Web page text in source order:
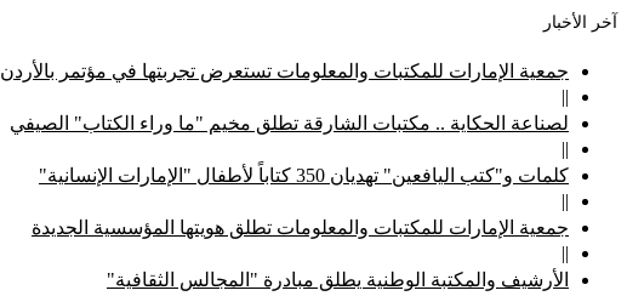
آخر الأخبار
جمعية الإمارات للمكتبات والمعلومات تستعرض تجربتها في مؤتمر بالأردن
||
لصناعة الحكاية .. مكتبات الشارقة تطلق مخيم "ما وراء الكتاب" الصيفي
||
كلمات و"كتب اليافعين" تهديان 350 كتاباً لأطفال "الإمارات الإنسانية"
||
جمعية الإمارات للمكتبات والمعلومات تطلق هويتها المؤسسية الجديدة
||
الأرشيف والمكتبة الوطنية يطلق مبادرة "المجالس الثقافية"